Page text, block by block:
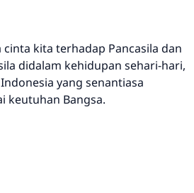
kita terhadap Pancasila dan
didalam kehidupan sehari-hari,
yang senantiasa
keutuhan Bangsa.